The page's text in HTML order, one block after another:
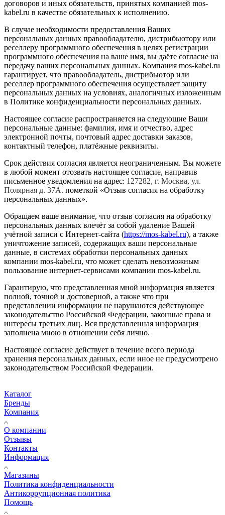
договоров и иных обязательств, принятых компанией mos-
kabel.ru в качестве обязательных к исполнению.
В случае необходимости предоставления Ваших
персональных данных правообладателю, дистрибьютору или
реселлеру программного обеспечения в целях регистрации
программного обеспечения на ваше имя, вы даёте согласие на
передачу ваших персональных данных. Компания mos-kabel.ru
гарантирует, что правообладатель, дистрибьютор или
реселлер программного обеспечения осуществляет защиту
персональных данных на условиях, аналогичных изложенным
в Политике конфиденциальности персональных данных.
Настоящее согласие распространяется на следующие Ваши
персональные данные: фамилия, имя и отчество, адрес
электронной почты, почтовый адрес доставки заказов,
контактный телефон, платёжные реквизиты.
Срок действия согласия является неограниченным. Вы можете
в любой момент отозвать настоящее согласие, направив
письменное уведомления на адрес: 127282, г. Москва, ул.
Полярная д. 37А. пометкой «Отзыв согласия на обработку
персональных данных».
Обращаем ваше внимание, что отзыв согласия на обработку
персональных данных влечёт за собой удаление Вашей
учётной записи с Интернет-сайта (https://mos-kabel.ru), а также
уничтожение записей, содержащих ваши персональные
данные, в системах обработки персональных данных
компании mos-kabel.ru, что может сделать невозможным
пользование интернет-сервисами компании mos-kabel.ru.
Гарантирую, что представленная мной информация является
полной, точной и достоверной, а также что при
представлении информации не нарушаются действующее
законодательство Российской Федерации, законные права и
интересы третьих лиц. Вся представленная информация
заполнена мною в отношении себя лично.
Настоящее согласие действует в течение всего периода
хранения персональных данных, если иное не предусмотрено
законодательством Российской Федерации.
Каталог
Бренды
Компания
О компании
Отзывы
Контакты
Информация
Магазины
Политика конфиденциальности
Антикоррупционная политика
Помощь